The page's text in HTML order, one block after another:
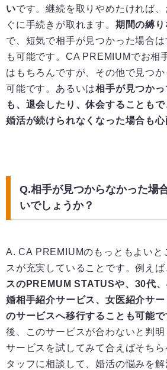
いです。継続を取りやめたければ
ぐに手続きが取れます。 期間の縛
で、短気で相手が見つかった場合
も可能です。CA PREMIUMでお相
はもちろんですが、その他で見つ
可能です。あるいは相手が見つか
も、退会したり、休会することも
婚活が続けられなくなった場合も
Q.相手が見つからなかった場
いでしょうか？
A. CA PREMIUMのもっともよいと
スが充実していることです。例えば
スのPREMUM STATUSや、30代
婚相手紹介サービス、女医紹介サ
のサービスへ移行することも可能で
後、このサービスが合わないと判
サービスを試してみて合えばそち
タッフに相談して、婚活の悩みを